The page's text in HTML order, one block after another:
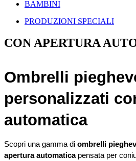
BAMBINI
PRODUZIONI SPECIALI
CON APERTURA
Ombrelli
personalizzati
automatica
Scopri una gamma di ombrelli
apertura automatica pensata per